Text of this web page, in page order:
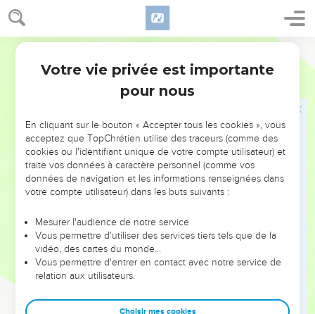
Exode 8
sacrifiez à votre Dieu dans le pays.
Mais Moïse dit : Il n'est pas convenable de faire ainsi ; car
ce que nous sacrifierions à l'Éternel notre Dieu, serait en
abomination aux Égyptiens. Voici, si nous offrions, sous leurs
yeux, des sacrifices qui sont en abomination aux Égyptiens,
ne nous lapideraient-ils pas ?
Nous irons le chemin de trois jours dans le désert, et nous
sacrifierons à l'Éternel notre Dieu, comme il nous dira.
Alors Pharaon dit : Je vous laisserai aller pour sacrifier à
l'Éternel votre Dieu dans le désert, seulement vous n'irez pas
plus loin. Intercédez pour moi.
auprès de l'Éternel ; et demain les insectes s'éloigneront de
Pharaon, de ses serviteurs, et de son peuple. Seulement que
Pharaon ne continue point à tromper, en ne laissant point
aller le peuple pour sacrifier à l'Éternel.
Alors Moïse sortit d'auprès de Pharaon, et intercéda
Votre vie privée est importante
pour nous
En cliquant sur le bouton « Accepter tous les cookies », vous
acceptez que TopChrétien utilise des traceurs (comme des
cookies ou l'identifiant unique de votre compte utilisateur) et
traite vos données à caractère personnel (comme vos
données de navigation et les informations renseignées dans
votre compte utilisateur) dans les buts suivants :
Mesurer l'audience de notre service
Vous permettre d'utiliser des services tiers tels que de la
vidéo, des cartes du monde…
Vous permettre d'entrer en contact avec notre service de
relation aux utilisateurs.
Choisir mes cookies